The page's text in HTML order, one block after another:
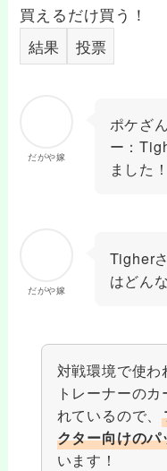
買えるだけ買う！
結果
投票
だがや嫁
ポケざ
ー：
ました！
だがや嫁
Tigher
はどん
対戦環境で使
トレーナーの
れているので、
クター向けのパ
います！